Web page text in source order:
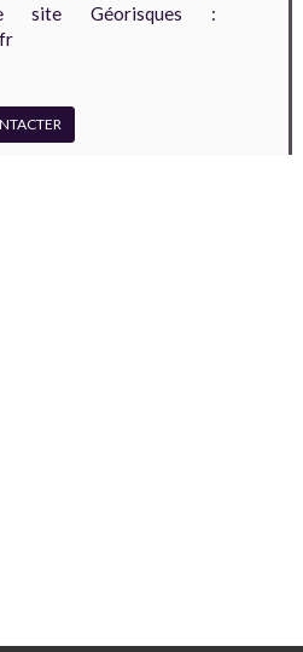
site Géorisques :